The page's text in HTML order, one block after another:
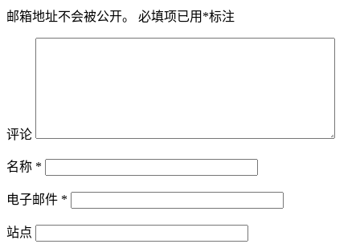
邮箱地址不会被公开。 必填项已用 *标注
评论
名称 *
电子邮件 *
站点